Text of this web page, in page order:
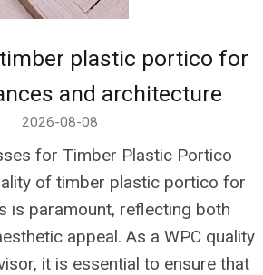
plastic portico for
and architecture
2026-08-08
for Timber Plastic Portico
of timber plastic portico for
is paramount, reflecting both
appeal. As a WPC quality
it is essential to ensure that